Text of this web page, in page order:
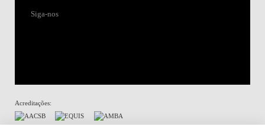
Siga-nos
Acreditações: